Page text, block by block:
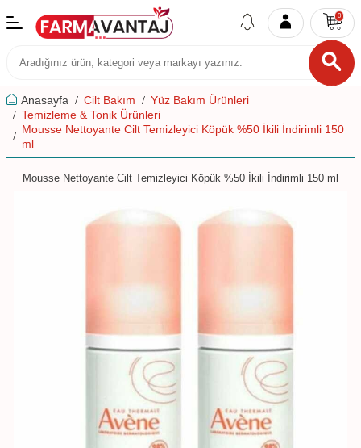
0
Anasayfa Cilt Bakım
Yüz Bakım Ürünleri
Temizleme & Tonik Ürünleri
Mousse Nettoyante Cilt Temizleyici Köpük %50 İkili İndirimli 150
ml
Mousse Nettoyante Cilt Temizleyici Köpük %50 İkili İndirimli 150 ml